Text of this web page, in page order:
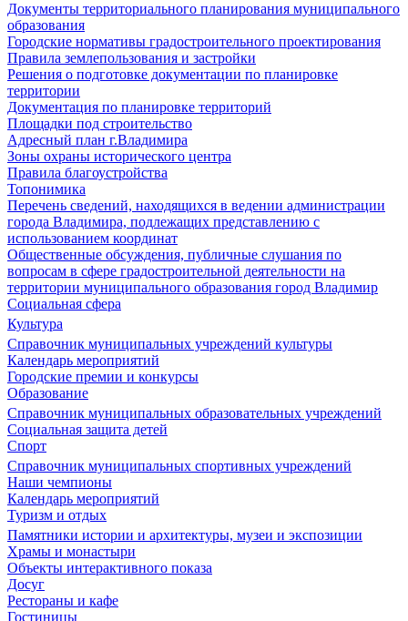
Документы территориального планирования муниципального
образования
Городские нормативы градостроительного проектирования
Правила землепользования и застройки
Решения о подготовке документации по планировке
территории
Документация по планировке территорий
Площадки под строительство
Адресный план г.Владимира
Зоны охраны исторического центра
Правила благоустройства
Топонимика
Перечень сведений, находящихся в ведении администрации
города Владимира, подлежащих представлению с
использованием координат
Общественные обсуждения, публичные слушания по
вопросам в сфере градостроительной деятельности на
территории муниципального образования город Владимир
Социальная сфера
Культура
Справочник муниципальных учреждений культуры
Календарь мероприятий
Городские премии и конкурсы
Образование
Справочник муниципальных образовательных учреждений
Социальная защита детей
Спорт
Справочник муниципальных спортивных учреждений
Наши чемпионы
Календарь мероприятий
Туризм и отдых
Памятники истории и архитектуры, музеи и экспозиции
Храмы и монастыри
Объекты интерактивного показа
Досуг
Рестораны и кафе
Гостиницы